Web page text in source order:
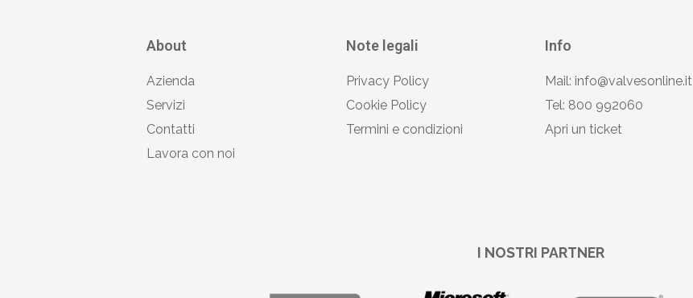
About
Azienda
Servizi
Contatti
Lavora con noi
Note legali
Privacy Policy
Cookie Policy
Termini e condizioni
Info
Mail: info@valvesonline.it
Tel: 800 992060
Apri un ticket
I NOSTRI PARTNER